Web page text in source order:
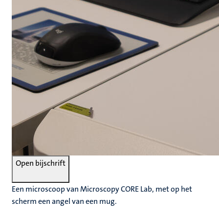
Open bijschrift
Een microscoop van Microscopy CORE Lab, met op het
scherm een angel van een mug.